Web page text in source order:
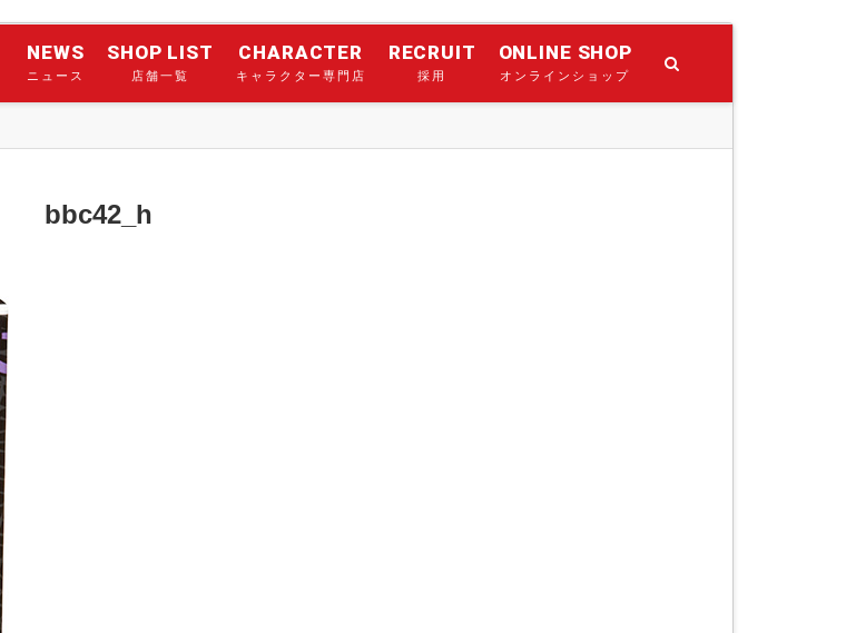
NEWS
ニュース
SHOP LIST
店舗一覧
CHARACTER
キャラクター専門店
RECRUIT
採用
ONLINE SHOP
オンラインショップ
bbc42_h